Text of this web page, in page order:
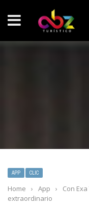
NOTICIAS
APP CLIC
Home › App ›
Con
extraordinario